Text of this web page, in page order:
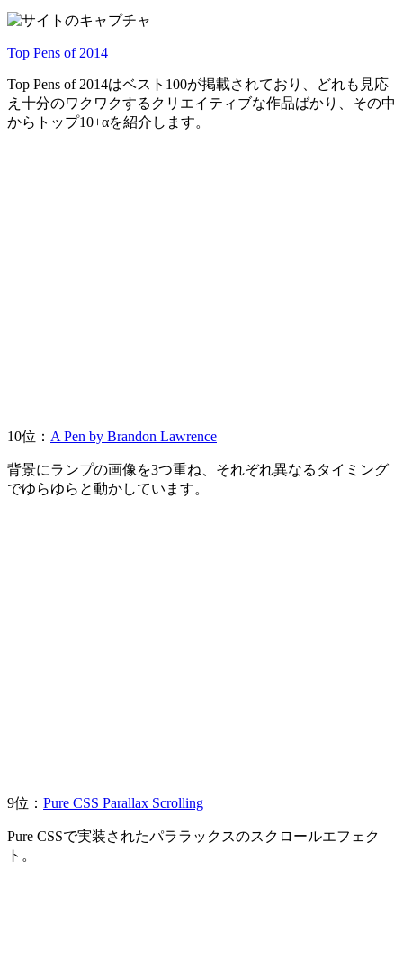
Top Pens of 2014
Top Pens of 2014はベスト100が掲載されており、どれも見応
え十分のワクワクするクリエイティブな作品ばかり、その中
からトップ10+αを紹介します。
10位： A Pen by Brandon Lawrence
背景にランプの画像を3つ重ね、それぞれ異なるタイミング
でゆらゆらと動かしています。
9位： Pure CSS Parallax Scrolling
Pure CSSで実装されたパララックスのスクロールエフェク
ト。